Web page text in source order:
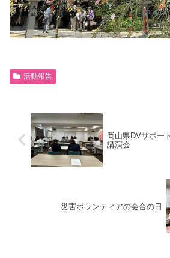
活動報告
岡山県DVサポー
講演会
災害ボランティアの会合の日